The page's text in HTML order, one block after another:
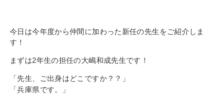
コラム
お問い合わせ
資料請求
インターネット出願
教職員採用情報
今日は今年度から仲間に加わった新任の先生をご紹介しま
す！
まずは2年生の担任の大嶋和成先生です！
「先生、ご出身はどこですか？？」
「兵庫県です。」